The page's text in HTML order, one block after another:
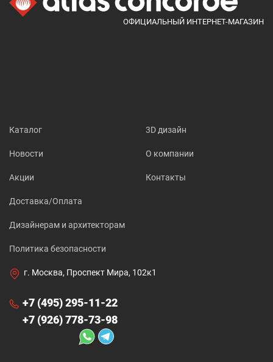
ОФИЦИАЛЬНЫЙ ИНТЕРНЕТ-МАГАЗИН
Каталог
Новости
Акции
3D дизайн
О компании
Контакты
Доставка/Оплата
Дизайнерам и архитекторам
Политика безопасности
г. Москва, Проспект Мира, 102к1
+7 (495) 295-11-22
+7 (926) 778-73-98